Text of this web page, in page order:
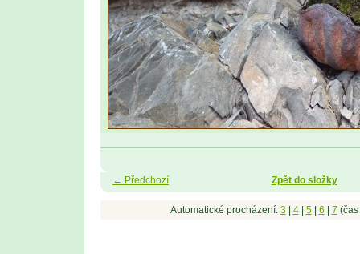
← Předchozí Zpět do složky
Automatické procházení: 3 4| 5| 6 7